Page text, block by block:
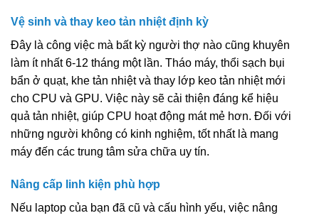
Vệ sinh và thay keo tản nhiệt định kỳ
Đây là công việc mà bất kỳ người thợ nào cũng khuyên
làm ít nhất 6-12 tháng một lần. Tháo máy, thổi sạch bụi
bẩn ở quạt, khe tản nhiệt và thay lớp keo tản nhiệt mới
cho CPU và GPU. Việc này sẽ cải thiện đáng kể hiệu
quả tản nhiệt, giúp CPU hoạt động mát mẻ hơn. Đối với
những người không có kinh nghiệm, tốt nhất là mang
máy đến các trung tâm sửa chữa uy tín.
Nâng cấp linh kiện phù hợp
Nếu laptop của bạn đã cũ và cấu hình yếu, việc nâng